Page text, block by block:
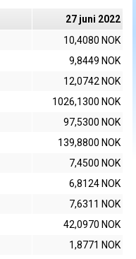
27 juni 2022
10,4080 NOK
9,8449 NOK
12,0742 NOK
1026,1300 NOK
97,5300 NOK
139,8800 NOK
7,4500 NOK
6,8124 NOK
7,6311 NOK
42,0970 NOK
1,8771 NOK